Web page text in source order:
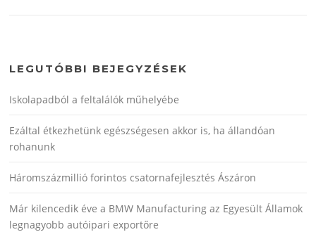
LEGUTÓBBI BEJEGYZÉSEK
Iskolapadból a feltalálók műhelyébe
Ezáltal étkezhetünk egészségesen akkor is, ha állandóan
rohanunk
Háromszázmillió forintos csatornafejlesztés Ászáron
Már kilencedik éve a BMW Manufacturing az Egyesült Államok
legnagyobb autóipari exportőre